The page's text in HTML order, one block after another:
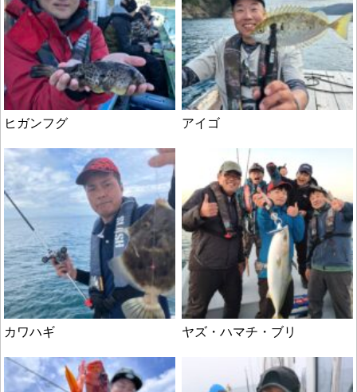
ヒガンフグ アイゴ
カワハギ ヤズ・ハマチ・ブリ